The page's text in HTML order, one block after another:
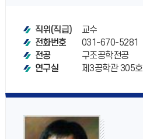
직위(직급)
교수
전화번호
031-670-5281
전공
구조공학전공
연구실
제3공학관 305호